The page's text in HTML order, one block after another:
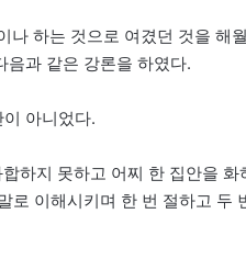
나 하는 것으로 여겼던 것을 해
음과 같은 강론을 하였다.
아니었다.
하지 못하고 어찌 한 집안을
로 이해시키며 한 번 절하고 두